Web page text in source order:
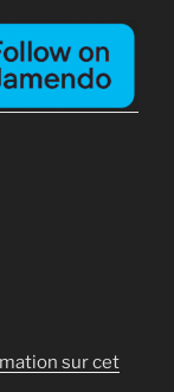
sur cet